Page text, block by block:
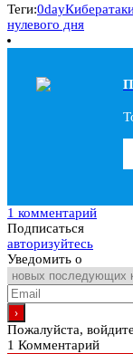
Теги:0day
нулевого дня
1 комментарий
Подписаться
авторизуйтесь
Уведомить о
Пожалуйста,
1 Комментарий